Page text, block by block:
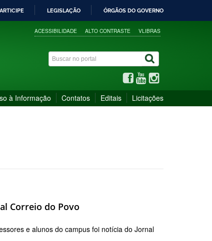
LEGISLAÇÃO ÓRGÃOS DO GOVERNO
ACESSIBILIDADE ALTO CONTRASTE VLIBRAS
à Informação Contatos Editais Licitações
Correio do Povo
e alunos do campus foi notícia do Jornal